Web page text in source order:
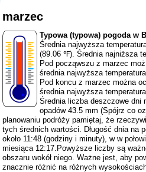
marzec
Typowa (typowa) pogoda w
Średnia najwyższa
(89.06 ℉). Średnia najniższa
Pod począwszu z marzec
średnia najwyższa
Pod koncu z marzec można
średnia najwyższa
Średnia liczba deszczowe dni
opadów 43.5 mm (Spójrz co
planowaniu podróży pamiętaj, że
tych średnich wartości. Długość dnia na
około 11:48 (godziny i minuty), w w
miesiąca 12:17.Powyższe liczby są
obszaru wokół niego. Ważne jest, aby
znacznie różnić na różnych